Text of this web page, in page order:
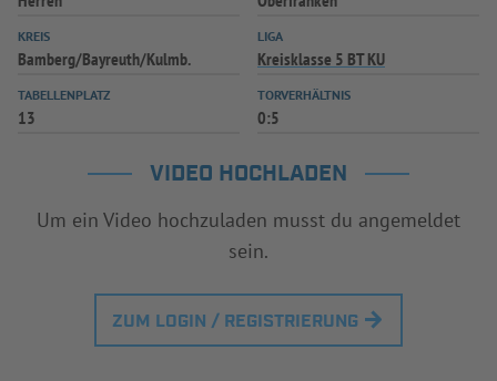
KREIS
Bamberg/Bayreuth/Kulmb.
LIGA
Kreisklasse 5 BT KU
TABELLENPLATZ
13
TORVERHÄLTNIS
0:5
VIDEO HOCHLADEN
Um ein Video hochzuladen musst du angemeldet
sein.
ZUM LOGIN / REGISTRIERUNG